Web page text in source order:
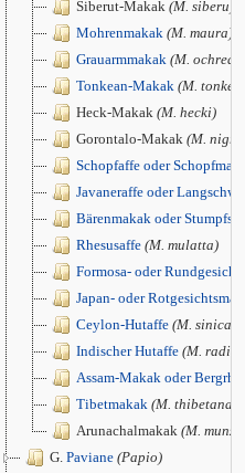
Siberut-Makak (M. siberu)
Mohrenmakak (M. maura)
Grauarmmakak (M.
Tonkean-Makak (M.
Heck-Makak (M. hecki)
Gorontalo-Makak (M.
Schopfaffe oder
Javaneraffe oder
Bärenmakak oder
Rhesusaffe (M. mulatta)
Formosa- oder
Japan- oder
Ceylon-Hutaffe (M. sinica)
Indischer Hutaffe (M.
Assam-Makak oder
Tibetmakak (M. thibetana)
Arunachalmakak (M.
G. Paviane (Papio)